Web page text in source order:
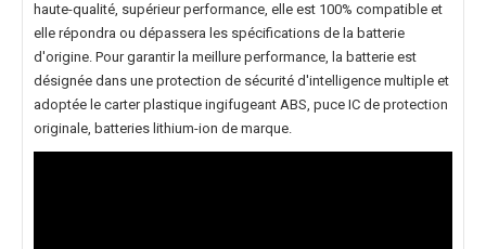
haute-qualité, supérieur performance, elle est 100% compatible et
elle répondra ou dépassera les spécifications de la batterie
d'origine. Pour garantir la meillure performance, la batterie est
désignée dans une protection de sécurité d'intelligence multiple et
adoptée le carter plastique ingifugeant ABS, puce IC de protection
originale, batteries lithium-ion de marque.